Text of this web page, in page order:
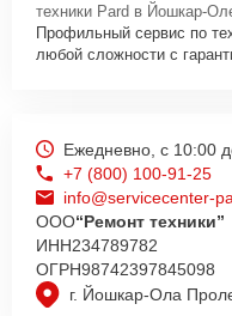
техники Pard в Йошкар-
Профильный сервис по
любой сложности с
г. Йошкар-Ола
Ежедневно, с 10:00
+7 (800) 100-91-25
info@servicecenter-
ООО“Ремонт техники”
ИНН234789782
ОГРН98742397845098